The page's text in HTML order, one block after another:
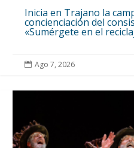
Inicia en Trajano la
concienciación del
«Sumérgete en el
 Ago 7, 2026